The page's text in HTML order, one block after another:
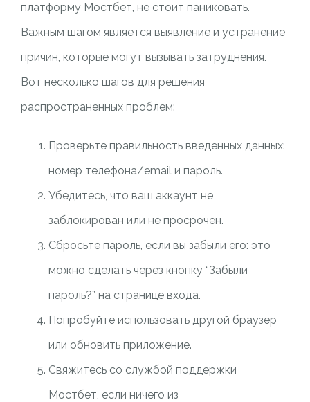
платформу Мостбет, не стоит паниковать.
Важным шагом является выявление и устранение
причин, которые могут вызывать затруднения.
Вот несколько шагов для решения
распространенных проблем:
Проверьте правильность введенных данных:
номер телефона/email и пароль.
Убедитесь, что ваш аккаунт не
заблокирован или не просрочен.
Сбросьте пароль, если вы забыли его: это
можно сделать через кнопку “Забыли
пароль?” на странице входа.
Попробуйте использовать другой браузер
или обновить приложение.
Свяжитесь со службой поддержки
Мостбет, если ничего из